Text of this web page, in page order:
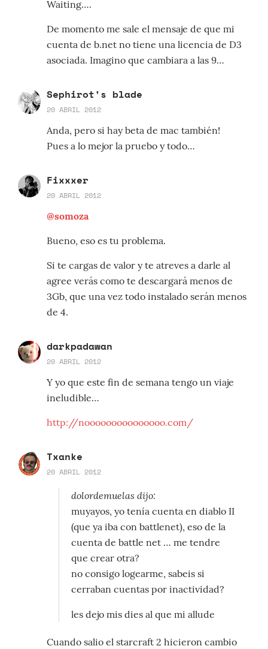
Waiting….
De momento me sale el mensaje de que mi
cuenta de b.net no tiene una licencia de D3
asociada. Imagino que cambiara a las 9…
Sephirot's blade
20 ABRIL 2012
Anda, pero si hay beta de mac también!
Pues a lo mejor la pruebo y todo…
Fixxxer
20 ABRIL 2012
@somoza
Bueno, eso es tu problema.
Si te cargas de valor y te atreves a darle al
agree verás como te descargará menos de
3Gb, que una vez todo instalado serán menos
de 4.
darkpadawan
20 ABRIL 2012
Y yo que este fin de semana tengo un viaje
ineludible…
http://nooooooooooooooo.com/
Txanke
20 ABRIL 2012
dolordemuelas dijo:
muyayos, yo tenía cuenta en diablo II
(que ya iba con battlenet), eso de la
cuenta de battle net … me tendre
que crear otra?
no consigo logearme, sabeis si
cerraban cuentas por inactividad?
les dejo mis dies al que mi allude
Cuando salio el starcraft 2 hicieron cambio